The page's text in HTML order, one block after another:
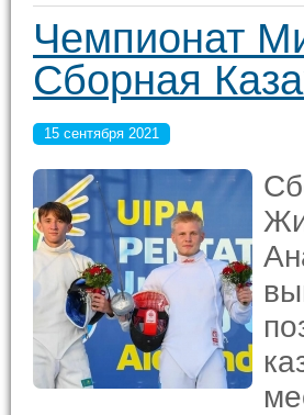
Чемпионат
Сборная
15 сентября 2021